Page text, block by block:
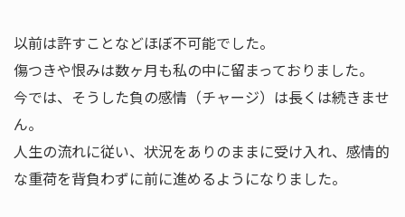
以前は許すことなどほぼ不可能でした。
傷つきや恨みは数ヶ月も私の中に留まっておりました。
今では、そうした負の感情（チャージ）は長くは続きませ
ん。
人生の流れに従い、状況をありのままに受け入れ、感情的
な重荷を背負わずに前に進めるようになりました。